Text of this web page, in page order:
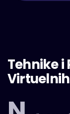
Tehnike i